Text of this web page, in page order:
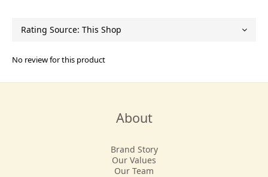
No review for this product
About
Brand Story
Our Values
Our Team